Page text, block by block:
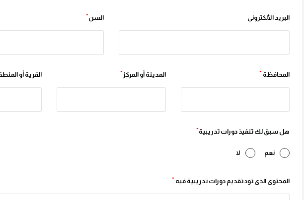
البريد الألكترونى السن*
المحافظة * المدينة أو المركز * القرية أو
هل سبق لك تنفيذ دورات تدريبية*
نعم لا
المحتوى الذى تود تقديم دورات تدريبية فيه *